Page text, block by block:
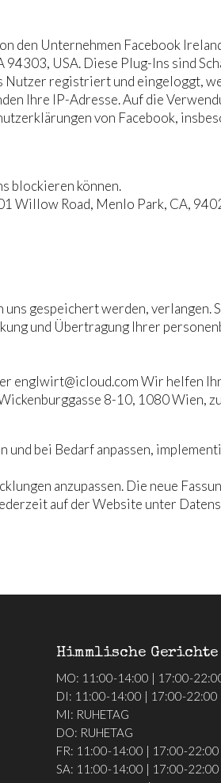
den Unternehmen Facebook
USA. Diese Plug-Ins sind
Nutzer registriert und eingeloggt,
Ihre IP-Adresse. Auf die
von Facebook,
blockieren können.
Willow Road, Menlo Park, CA,
gespeichert werden, verlangen.
und Übertragung Ihrer
englwirt@icloud.com Wir helfen
8-10, 1080 Wien,
bei Bedarf anpassen,
anzupassen. Die neue
auf der Website unter
Himmlische
MO: 11:00-14:00 | 17:00-
DI: 11:00-14:00 | 17:00-22:00
MI: RUHETAG
DO: RUHETAG
FR: 11:00-14:00 | 17:00-22:00
SA: 11:00-14:00 | 17:00-22:00